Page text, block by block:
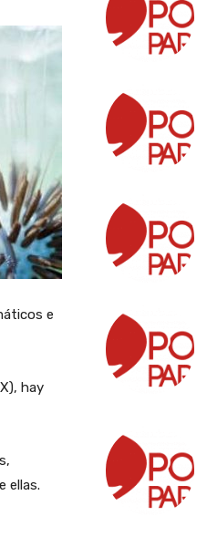
e
hay
ellas.